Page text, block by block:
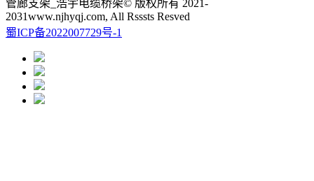
管廊支架_浩宇电缆桥架© 版权所有 2021-
2031www.njhyqj.com, All Rsssts Resved
蜀ICP备2022007729号-1